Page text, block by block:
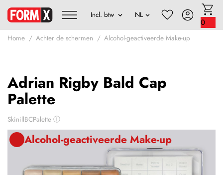
0
Home Achter de schermen Alcohol-geactiveerde Make-up
Adrian Rigby Bald Cap
Palette
SkinillBCPalette ⓘ
Alcohol-geactiveerde Make-up